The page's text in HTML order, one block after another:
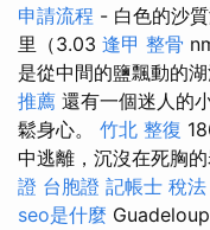
申請流程 - 白色的沙
里（3.03 逢甲 整骨
是從中間的鹽飄動的
推薦 還有一個迷人的
鬆身心。 竹北 整復
中逃離，沉沒在死胸
證 台胞證 記帳士 稅
seo是什麼